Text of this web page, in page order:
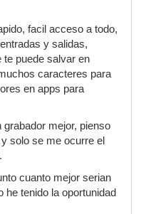
facil acceso a todo,
y salidas,
te puede salvar en
caracteres para
en apps para
mejor, pienso
solo se me ocurre el
cuanto mejor serian
he tenido la oportunidad